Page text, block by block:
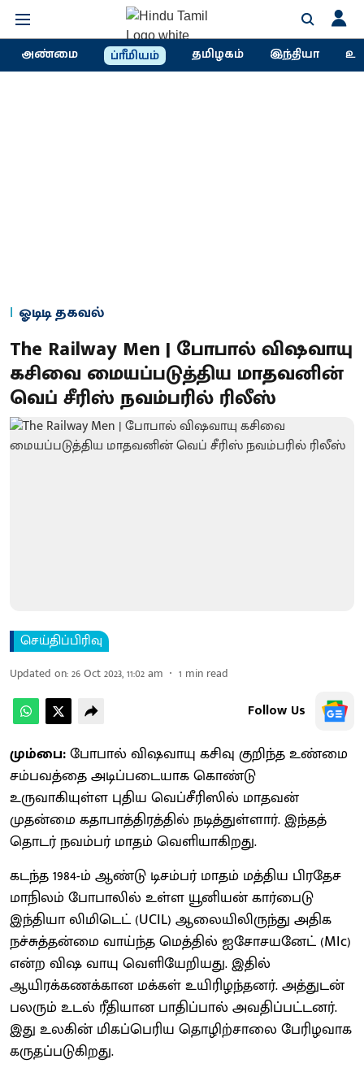
அண்மை ப்ரீமியம் தமிழகம் இந்தியா
ஓடிடி தகவல்
The Railway Men | போபால் விஷவாயு
கசிவை மையப்படுத்திய மாதவனின்
வெப் சீரிஸ் நவம்பரில் ரிலீஸ்
செய்திப்பிரிவு
Updated on:26 Oct 2023, 11:02 am 1 min read
Follow Us
மும்பை:போபால் விஷவாயு கசிவு குறிந்த உண்மை
சம்பவத்தை அடிப்படையாக கொண்டு
உருவாகியுள்ள புதிய வெப்சீரிஸில் மாதவன்
முதன்மை கதாபாத்திரத்தில் நடித்துள்ளார். இந்தத்
தொடர் நவம்பர் மாதம் வெளியாகிறது.
கடந்த 1984-ம் ஆண்டு டிசம்பர் மாதம் மத்திய பிரதேச
மாநிலம் போபாலில் உள்ள யூனியன் கார்பைடு
இந்தியா லிமிடெட் (UCIL) ஆலையிலிருந்து அதிக
நச்சுத்தன்மை வாய்ந்த மெத்தில் ஐசோசயனேட் (MIc)
என்ற விஷ வாயு வெளியேறியது. இதில்
ஆயிரக்கணக்கான மக்கள் உயிரிழந்தனர். அத்துடன்
பலரும் உடல் ரீதியான பாதிப்பால் அவதிப்பட்டனர்.
இது உலகின் மிகப்பெரிய தொழிற்சாலை பேரிழவாக
கருதப்படுகிறது.